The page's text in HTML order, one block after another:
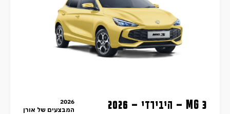
MG 3 – היבירדי – 2026
2026
המבצעים של אורן